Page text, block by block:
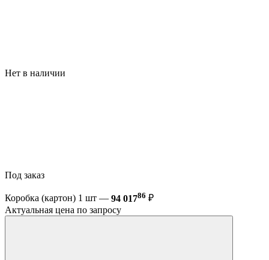
Нет в наличии
Под заказ
Коробка (картон) 1 шт — 94 01786 ₽
Актуальная цена по запросу